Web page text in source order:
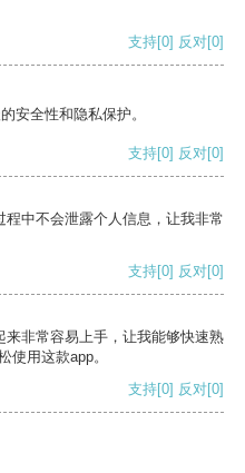
支持[0] 反对[0]
安全性和隐私保护。
支持[0] 反对[0]
中不会泄露个人信息，让我非常
支持[0] 反对[0]
非常容易上手，让我能够快速熟
使用这款app。
支持[0] 反对[0]